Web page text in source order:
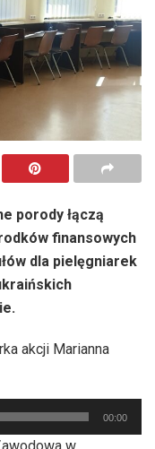
porody łączą
finansowych
dla pielęgniarek
akcji Marianna
00:00